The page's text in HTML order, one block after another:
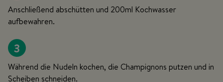
Anschließend abschütten und 200ml Kochwasser
aufbewahren.
3
Während die Nudeln kochen, die Champignons putzen und in
Scheiben schneiden.